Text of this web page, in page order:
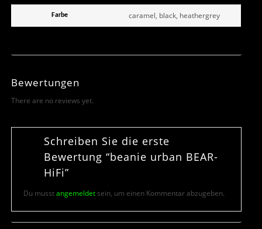
Farbe caramel, black, heathergrey
Bewertungen
There are no reviews yet.
Schreiben Sie die erste
Bewertung “beanie urban BEAR-
HiFi”
Du musstangemeldetsein, um einen Kommentar abzugeben.